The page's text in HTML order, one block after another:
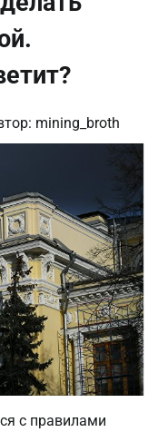
mining_broth
с правилами